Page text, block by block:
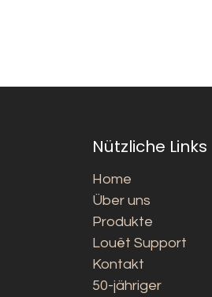
Nützliche Links
Home
Über uns
Produkte
Louët Support
Kontakt
50-jähriger